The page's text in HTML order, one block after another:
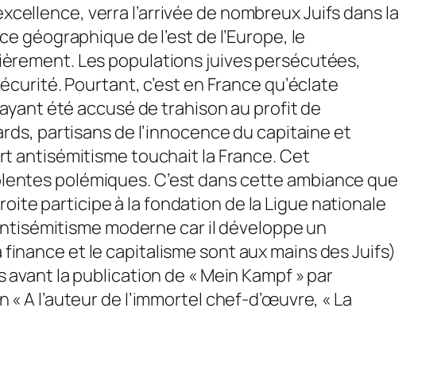
verra l’arrivée de nombreux Juifs dans la
géographique de l’est de l’Europe, le
Les populations juives persécutées,
Pourtant, c’est en France qu’éclate
été accusé de trahison au profit de
partisans de l’innocence du capitaine et
antisémitisme touchait la France. Cet
polémiques. C’est dans cette ambiance que
participe à la fondation de la Ligue nationale
moderne car il développe un
et le capitalisme sont aux mains des Juifs)
la publication de « Mein Kampf » par
A l’auteur de l’immortel chef-d’œuvre, « La